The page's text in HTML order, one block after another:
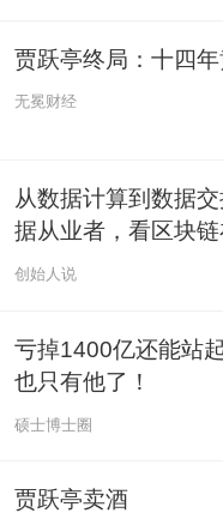
贾跃亭终局：十四年
无冕财经
从数据计算到数据
据从业者，看区块
大数据行业的机遇
创始人说
亏掉1400亿还能站
也只有他了！
硕士博士圈
贾跃亭卖酒